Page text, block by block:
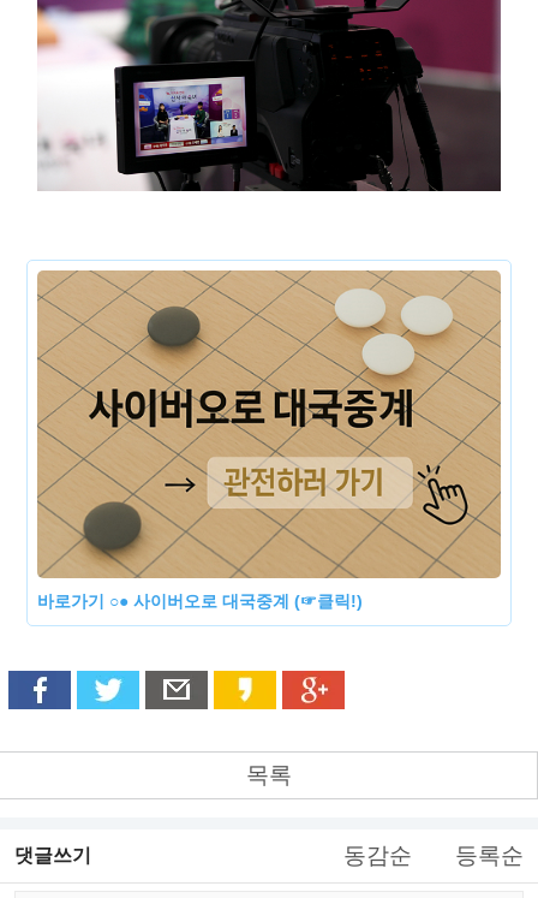
바로가기 ○● 사이버오로 대국중계 (☞클릭!)
목록
댓글쓰기 동감순 등록순